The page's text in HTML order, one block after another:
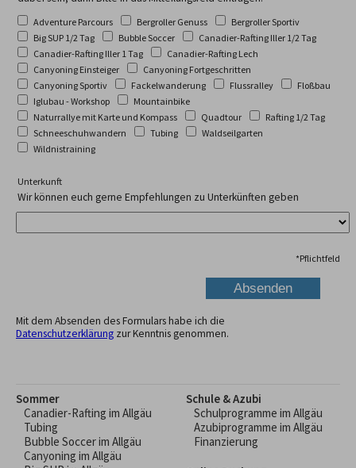
Adventure Parcours Bergroller Genuss
Bergroller Sportiv
Big SUP 1/2 Tag
Bubble Soccer
Canadier-Rafting Iller 1/2 Tag
Canadier-Rafting Iller 1 Tag
Canadier-Rafting Lech
Canyoning Einsteiger
Canyoning Fortgeschritten
Canyoning Sportiv
Fackelwanderung Flussralley
Floßbau
Iglubau - Workshop
Mountainbike
Naturrallye mit Karte und Kompass
Quadtour
Rafting 1/2 Tag
Schneeschuhwandern
Tubing
Waldseilgarten
Wildnistraining
Unterkunft
Wir können euch gerne Empfehlungen zu Unterkünften geben
*Pflichtfeld
Mit dem Absenden des Formulars habe ich die
Datenschutzerklärung zur Kenntnis genommen.
Sommer
Canadier-Rafting im Allgäu
Tubing
Bubble Soccer im Allgäu
Canyoning im Allgäu
Schule & Azubi
Schulprogramme im Allgäu
Azubiprogramme im Allgäu
Finanzierung